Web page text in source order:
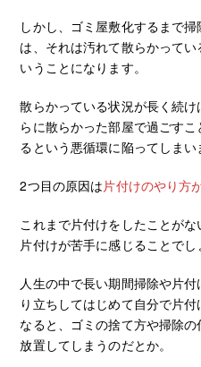
しかし、ゴミ屋敷化するまで
は、それは汚れて散らかって
いうことになります。
散らかっている状況が長く続
らに散らかった部屋で過ごす
るという悪循環に陥ってしまい
2つ目の原因は片付けのやり方
これまで片付けをしたことが
片付けが苦手に感じることでし
人生の中で長い期間掃除や片
り立ちしてはじめて自分で片
なると、ゴミの捨て方や掃除
放置してしまうのだとか。